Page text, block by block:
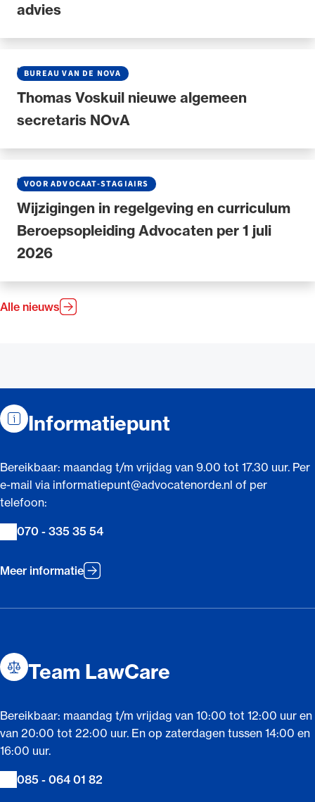
Alle nieuws
advies
Thomas Voskuil nieuwe algemeen
secretaris NOvA
BUREAU VAN DE NOVA
NIEUWS• 30 JUNI 2026
Wijzigingen in regelgeving en curriculum
Beroepsopleiding Advocaten per 1 juli
2026
VOOR ADVOCAAT-STAGIAIRS
NIEUWS•30 JUNI 2026
Contactinformatie
Informatiepunt
Bereikbaar: maandag t/m vrijdag van 9.00 tot 17.30 uur. Per
e-mail via informatiepunt@advocatenorde.nl of per
telefoon:
070 - 335 35 54
Meer informatie
Team LawCare
Bereikbaar: maandag t/m vrijdag van 10:00 tot 12:00 uur en
van 20:00 tot 22:00 uur. En op zaterdagen tussen 14:00 en
16:00 uur.
085 - 064 01 82